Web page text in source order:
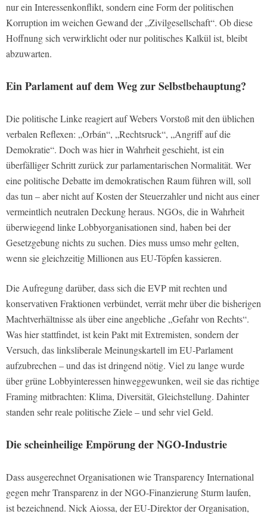
nur ein Interessenkonflikt, sondern eine Form der politischen
Korruption im weichen Gewand der „Zivilgesellschaft“. Ob diese
Hoffnung sich verwirklicht oder nur politisches Kalkül ist, bleibt
abzuwarten.
Ein Parlament auf dem Weg zur Selbstbehauptung?
Die politische Linke reagiert auf Webers Vorstoß mit den üblichen
verbalen Reflexen: „Orbán“, „Rechtsruck“, „Angriff auf die
Demokratie“. Doch was hier in Wahrheit geschieht, ist ein
überfälliger Schritt zurück zur parlamentarischen Normalität. Wer
eine politische Debatte im demokratischen Raum führen will, soll
das tun – aber nicht auf Kosten der Steuerzahler und nicht aus einer
vermeintlich neutralen Deckung heraus. NGOs, die in Wahrheit
überwiegend linke Lobbyorganisationen sind, haben bei der
Gesetzgebung nichts zu suchen. Dies muss umso mehr gelten,
wenn sie gleichzeitig Millionen aus EU-Töpfen kassieren.
Die Aufregung darüber, dass sich die EVP mit rechten und
konservativen Fraktionen verbündet, verrät mehr über die bisherigen
Machtverhältnisse als über eine angebliche „Gefahr von Rechts“.
Was hier stattfindet, ist kein Pakt mit Extremisten, sondern der
Versuch, das linksliberale Meinungskartell im EU-Parlament
aufzubrechen – und das ist dringend nötig. Viel zu lange wurde
über grüne Lobbyinteressen hinweggewunken, weil sie das richtige
Framing mitbrachten: Klima, Diversität, Gleichstellung. Dahinter
standen sehr reale politische Ziele – und sehr viel Geld.
Die scheinheilige Empörung der NGO-Industrie
Dass ausgerechnet Organisationen wie Transparency International
gegen mehr Transparenz in der NGO-Finanzierung Sturm laufen,
ist bezeichnend. Nick Aiossa, der EU-Direktor der Organisation,